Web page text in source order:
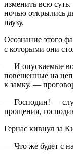
изменить всю
ночью открылись
паузу.
Осознание этого
с которыми они
— И опускаемые
повешенные на
к замку. —
— Господин! —
прощения,
Гернас кивнул за
— Что же будет с